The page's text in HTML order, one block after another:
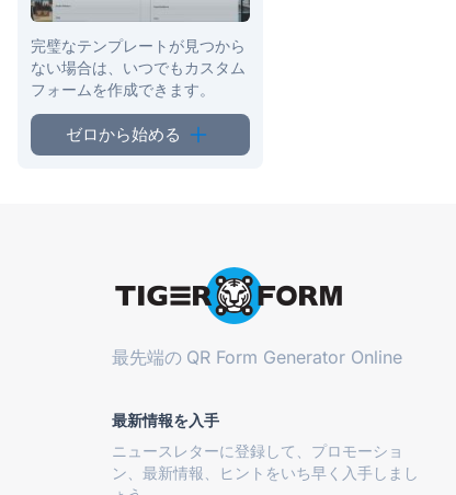
完璧なテンプレートが見つから
ない場合は、いつでもカスタム
フォームを作成できます。
ゼロから始める
最先端の QR Form Generator Online
最新情報を入手
ニュースレターに登録して、プロモーショ
ン、最新情報、ヒントをいち早く入手しまし